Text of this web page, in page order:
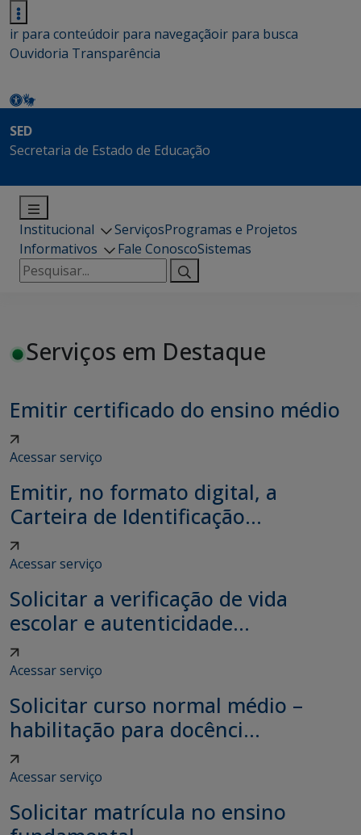
ir para conteúdoir para navegaçãoir para busca
Ouvidoria Transparência
SED
Secretaria de Estado de Educação
Institucional ServiçosProgramas e Projetos
Informativos
Fale ConoscoSistemas
Pesquisar
por:
Serviços em Destaque
Emitir certificado do ensino médio
Acessar serviço
Emitir, no formato digital, a
Carteira de Identificação...
Acessar serviço
Solicitar a verificação de vida
escolar e autenticidade...
Acessar serviço
Solicitar curso normal médio –
habilitação para docênci...
Acessar serviço
Solicitar matrícula no ensino